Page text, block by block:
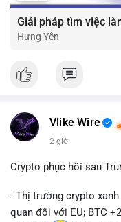
Hưng Yên
Vlike Wire
2 giờ
Crypto phục hồi sau
- Thị trường crypto
quan đối với EU; BTC